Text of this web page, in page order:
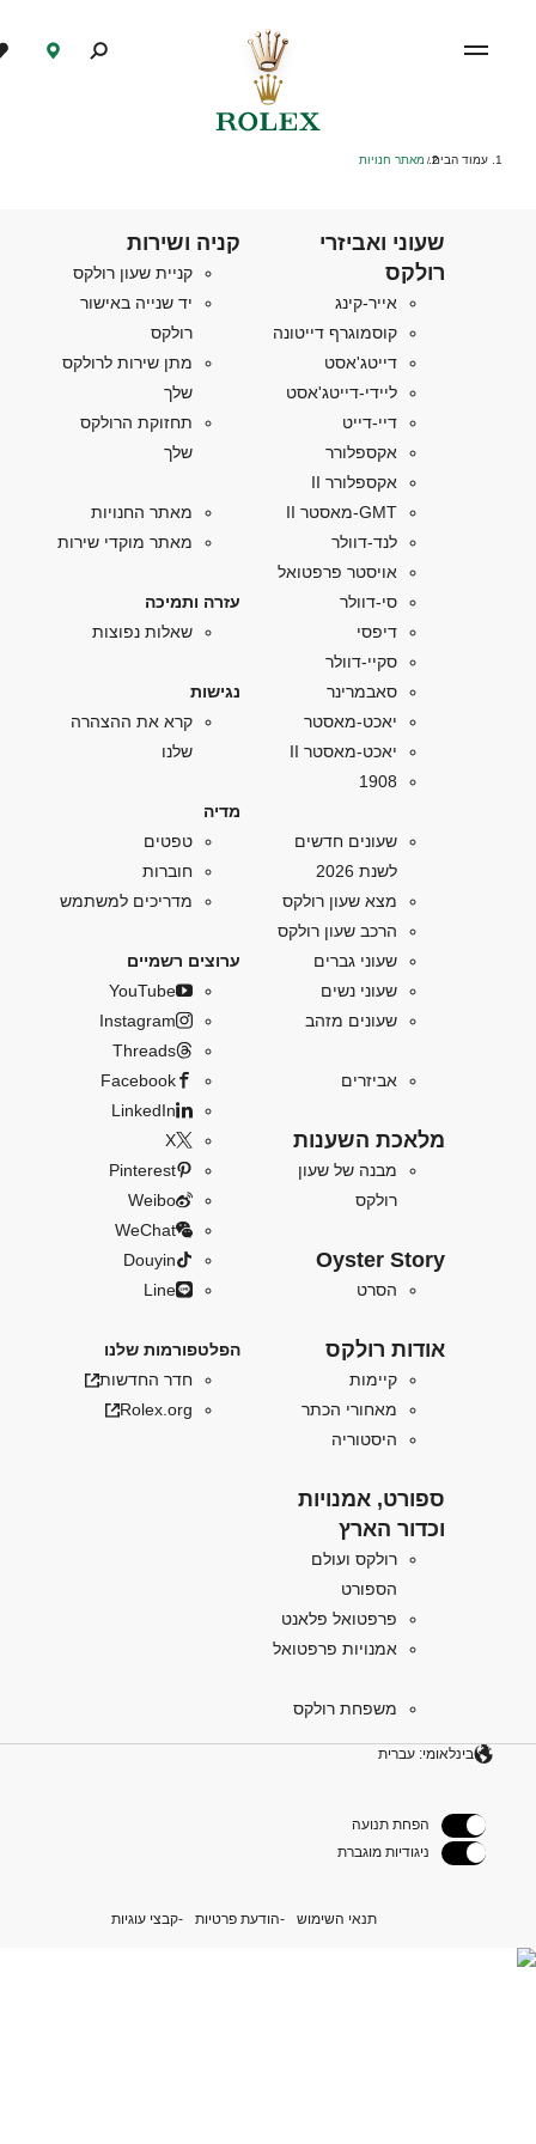
עמוד הבית/ מאתר חנויות
שעוני ואביזרי
רולקס
אייר-קינג
קוסמוגרף דייטונה
דייטג'אסט
ליידי-דייטג'אסט
דיי-דייט
אקספלורר
אקספלורר II
GMT-מאסטר II
לנד-דוולר
אויסטר פרפטואל
סי-דוולר
דיפסי
סקיי-דוולר
סאבמרינר
יאכט-מאסטר
יאכט-מאסטר II
1908
שעונים חדשים
לשנת 2026
מצא שעון רולקס
הרכב שעון רולקס
שעוני גברים
שעוני נשים
שעונים מזהב
אביזרים
מלאכת השענות
מבנה של שעון
רולקס
Oyster Story
הסרט
אודות רולקס
קיימות
מאחורי הכתר
היסטוריה
ספורט, אמנויות
וכדור הארץ
רולקס ועולם
הספורט
פרפטואל פלאנט
אמנויות פרפטואל
משפחת רולקס
קניה ושירות
קניית שעון רולקס
יד שנייה באישור
רולקס
מתן שירות לרולקס
שלך
תחזוקת הרולקס
שלך
מאתר החנויות
מאתר מוקדי שירות
עזרה ותמיכה
שאלות נפוצות
נגישות
קרא את ההצהרה
שלנו
מדיה
טפטים
חוברות
מדריכים למשתמש
ערוצים רשמיים
YouTube
Instagram
Threads
Facebook
LinkedIn
X
Pinterest
Weibo
WeChat
Douyin
Line
הפלטפורמות שלנו
חדר החדשות
Rolex.org
בינלאומי: עברית
הפחת תנועה
ניגודיות מוגברת
תנאי השימוש הודעת פרטיות קבצי עוגיות